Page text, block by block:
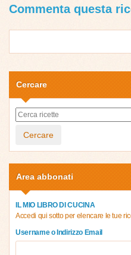
Commenta questa
Cercare
Cercare
Area abbonati
IL MIO LIBRO DI CUCINA
Accedi qui sotto per elencare le tue
Username o Indirizzo Email